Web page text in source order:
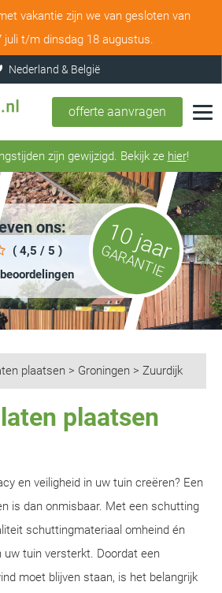
vakantie zijn we van gesloten van
juli t/m dinsdag 18 augustus.
offerte aanvragen
zijn gewijzigd. Bekijk ze hier!
ons:
( 4,5 / 5 )
10 jaar
GARANTIE
plaatsen > Groningen > Zuurdijk
plaatsen
en veiligheid in uw tuin creëren? Een
is dan onmisbaar. Met een schutting
schuttingmateriaal omheind én
tuin versterkt. Doordat een
moet blijven staan, is het belangrijk